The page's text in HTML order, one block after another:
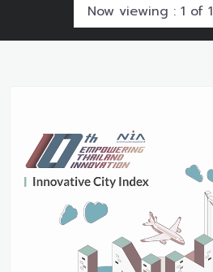
Now viewing : 1 of 1